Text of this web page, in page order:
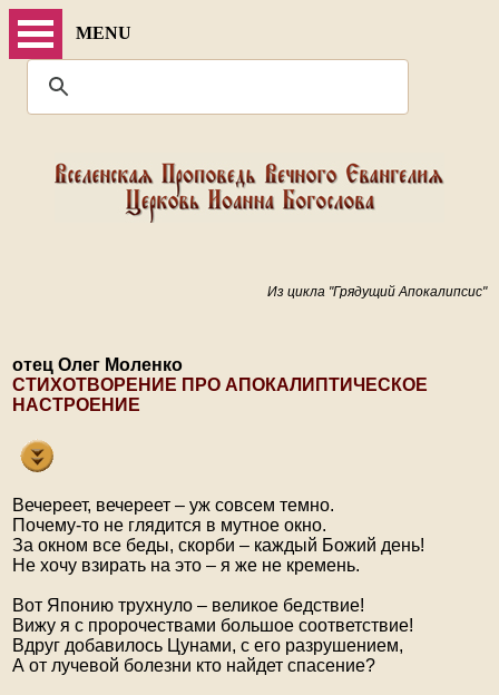
MENU
Из цикла "Грядущий Апокалипсис"
отец Олег Моленко
СТИХОТВОРЕНИЕ ПРО АПОКАЛИПТИЧЕСКОЕ
НАСТРОЕНИЕ
Вечереет, вечереет – уж совсем темно.
Почему-то не глядится в мутное окно.
За окном все беды, скорби – каждый Божий день!
Не хочу взирать на это – я же не кремень.
Вот Японию трухнуло – великое бедствие!
Вижу я с пророчествами большое соответствие!
Вдруг добавилось Цунами, с его разрушением,
А от лучевой болезни кто найдет спасение?